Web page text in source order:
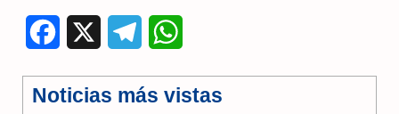
c l a
Noticias más vistas